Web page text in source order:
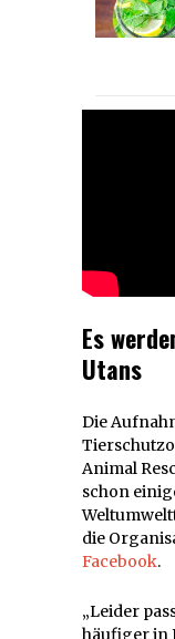
Es
Utans
Die
Animal
schon
die
Facebook.
„Leider